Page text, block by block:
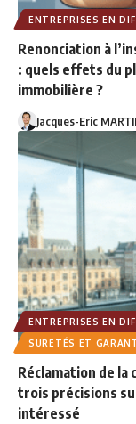
ENTREPRISES EN
Renonciation à
: quels effets du
immobilière ?
Jacques-Eric
ENTREPRISES EN
SURETÉS ET
Réclamation de la
trois précisions
intéressé